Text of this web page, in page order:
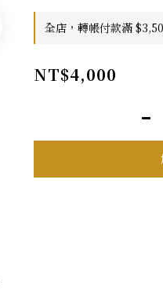
全店，轉帳付款滿
NT$4,000